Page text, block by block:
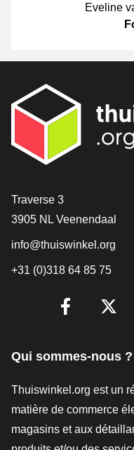
Eveline
[_General:Contact]
Traverse 3
3905 NL Veenendaal
info@thuiswinkel.org
+31 (0)318 64 85 75
Qui sommes-nous ?
Thuiswinkel.org est un
matière de commerce
magasins et aux